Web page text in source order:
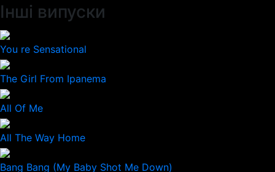
Інші випуски
You re Sensational
The Girl From Ipanema
All Of Me
All The Way Home
Bang Bang (My Baby Shot Me Down)